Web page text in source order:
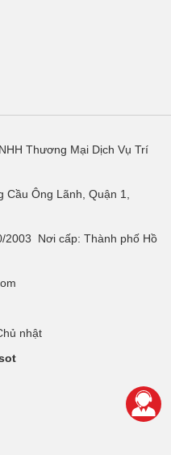
Thương Mại Dịch Vụ Trí
Ông Lãnh, Quận 1,
2003 Nơi cấp: Thành phố Hồ
nhật